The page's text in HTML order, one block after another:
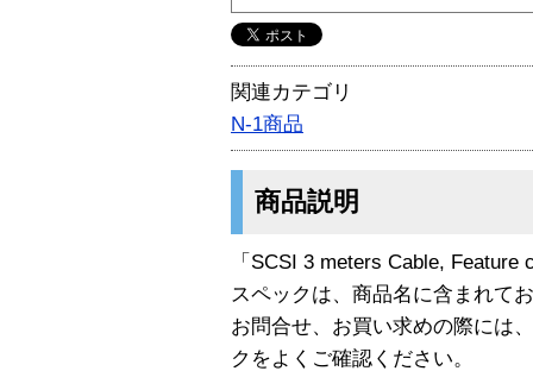
関連カテゴリ
N-1商品
商品説明
「SCSI 3 meters Cable,
スペックは、商品名に含まれて
お問合せ、お買い求めの際には
クをよくご確認ください。